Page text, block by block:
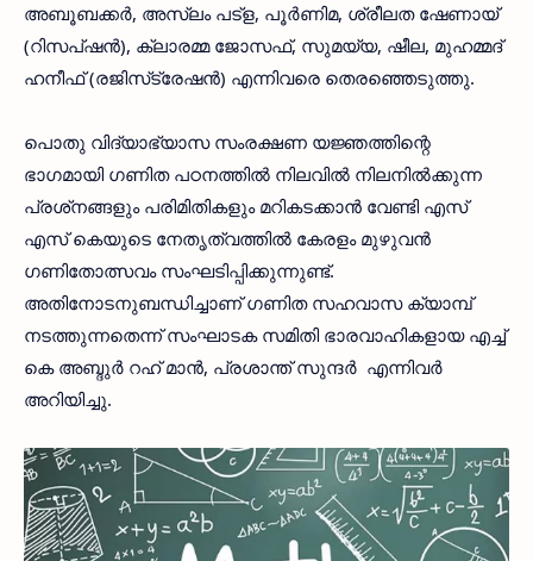
അബൂബക്കര്‍, അസ്ലം പട്‌ള, പൂര്‍ണിമ, ശ്രീലത ഷേണായ്
(റിസപ്ഷന്‍), ക്ലാരമ്മ ജോസഫ്, സുമയ്യ, ഷീല, മുഹമ്മദ്
ഹനീഫ് (രജിസ്‌ട്രേഷന്‍) എന്നിവരെ തെരഞ്ഞെടുത്തു.
പൊതു വിദ്യാഭ്യാസ സംരക്ഷണ യജ്ഞത്തിന്റെ
ഭാഗമായി ഗണിത പഠനത്തില്‍ നിലവില്‍ നിലനില്‍ക്കുന്ന
പ്രശ്‌നങ്ങളും പരിമിതികളും മറികടക്കാന്‍ വേണ്ടി എസ്
എസ് കെയുടെ നേതൃത്വത്തില്‍ കേരളം മുഴുവന്‍
ഗണിതോത്സവം സംഘടിപ്പിക്കുന്നുണ്ട്.
അതിനോടനുബന്ധിച്ചാണ് ഗണിത സഹവാസ ക്യാമ്പ്
നടത്തുന്നതെന്ന് സംഘാടക സമിതി ഭാരവാഹികളായ എച്ച്
കെ അബ്ദുര്‍ റഹ് മാന്‍, പ്രശാന്ത് സുന്ദര്‍ എന്നിവര്‍
അറിയിച്ചു.